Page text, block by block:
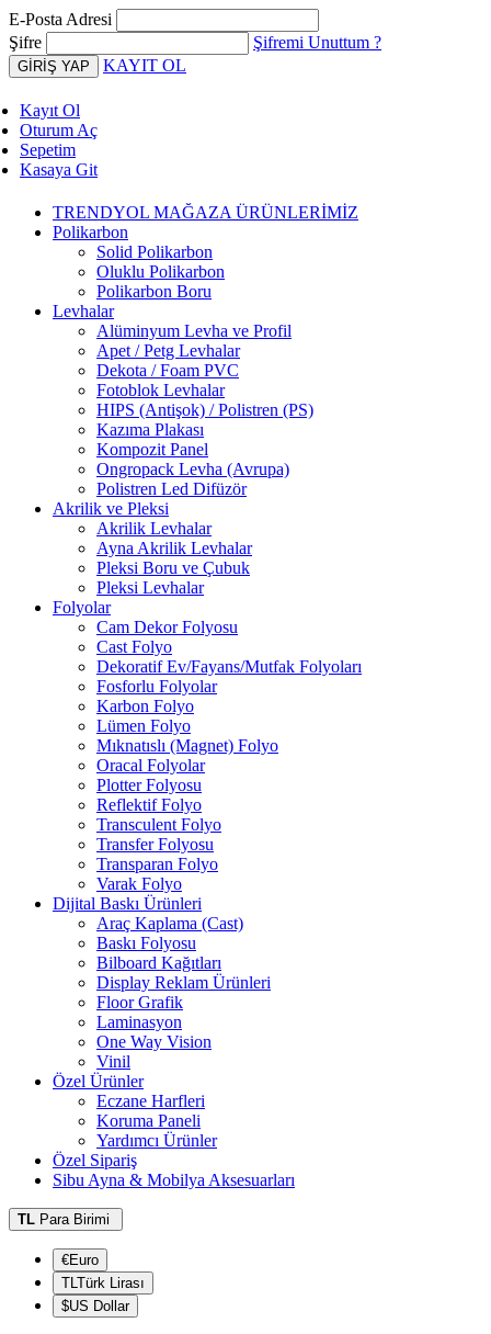
E-Posta Adresi
Şifre
Şifremi Unuttum ?
KAYIT OL
Kayıt Ol
Oturum Aç
Sepetim
Kasaya Git
TRENDYOL MAĞAZA ÜRÜNLERİMİZ
Polikarbon
Solid Polikarbon
Oluklu Polikarbon
Polikarbon Boru
Levhalar
Alüminyum Levha ve Profil
Apet / Petg Levhalar
Dekota / Foam PVC
Fotoblok Levhalar
HIPS (Antişok) / Polistren (PS)
Kazıma Plakası
Kompozit Panel
Ongropack Levha (Avrupa)
Polistren Led Difüzör
Akrilik ve Pleksi
Akrilik Levhalar
Ayna Akrilik Levhalar
Pleksi Boru ve Çubuk
Pleksi Levhalar
Folyolar
Cam Dekor Folyosu
Cast Folyo
Dekoratif Ev/Fayans/Mutfak Folyoları
Fosforlu Folyolar
Karbon Folyo
Lümen Folyo
Mıknatıslı (Magnet) Folyo
Oracal Folyolar
Plotter Folyosu
Reflektif Folyo
Transculent Folyo
Transfer Folyosu
Transparan Folyo
Varak Folyo
Dijital Baskı Ürünleri
Araç Kaplama (Cast)
Baskı Folyosu
Bilboard Kağıtları
Display Reklam Ürünleri
Floor Grafik
Laminasyon
One Way Vision
Vinil
Özel Ürünler
Eczane Harfleri
Koruma Paneli
Yardımcı Ürünler
Özel Sipariş
Sibu Ayna & Mobilya Aksesuarları
TL Para Birimi
€Euro
TLTürk Lirası
$US Dollar